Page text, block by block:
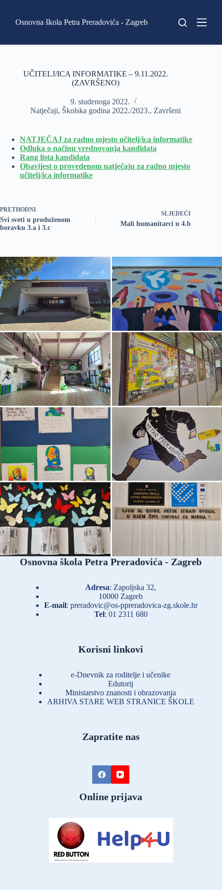
k
a
Osnovna škola Petra Preradovića - Zagreb
UČITELJ/ICA INFORMATIKE – 9.11.2022.
(ZAVRŠENO)
9. studenoga 2022.
Natječaji, Školska godina 2022./2023., Završeni
NATJEČAJ za radno mjesto učitelj/ica informatike
Odluka o načinu vrednovanja kandidata
Rang lista kandidata
Obavijest o provedenom natječaju za radno mjesto
učitelj/ica informatike
PRETHODNI
Svi sveti u produženom
boravku 3.a i 3.c
SLJEDEĆI
Mali humanitarci u 4.b
Osnovna škola Petra Preradovića - Zagreb
Adresa: Zapoljska 32,
10000 Zagreb
E-mail: preradovic@os-ppreradovica-zg.skole.hr
Tel: 01 2311 680
Korisni linkovi
e-Dnevnik za roditelje i učenike
Edutorij
Ministarstvo znanosti i obrazovanja
ARHIVA STARE WEB STRANICE ŠKOLE
Zapratite nas
Online prijava